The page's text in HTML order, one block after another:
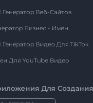
Веб-Сайтов
Бизнес - Имён
Видео Для TikTok
Для YouTube Видео
Для